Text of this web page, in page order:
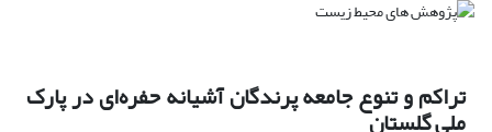
تراکم و تنوع جامعه پرندگان آشیانه حفره‌ای در پارک
ملی گلستان